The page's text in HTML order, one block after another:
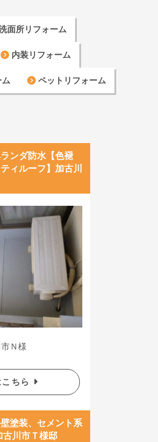
面所リフォーム
内装リフォーム
ペットリフォーム
ンダ防水【色褪
ィルーフ】加古川
Ｎ様
ちら
塗装、セメント系
古川市Ｔ様邸